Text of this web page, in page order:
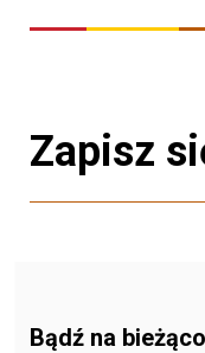
Zapisz
Bądź na